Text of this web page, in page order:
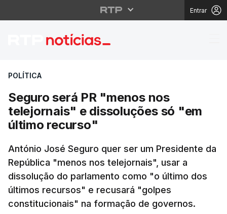
Entrar
Seguro será PR
POLÍTICA
Seguro será PR "menos nos
telejornais" e dissoluções só "em
último recurso"
António José Seguro quer ser um Presidente da
República "menos nos telejornais", usar a
dissolução do parlamento como "o último dos
últimos recursos" e recusará "golpes
constitucionais" na formação de governos.